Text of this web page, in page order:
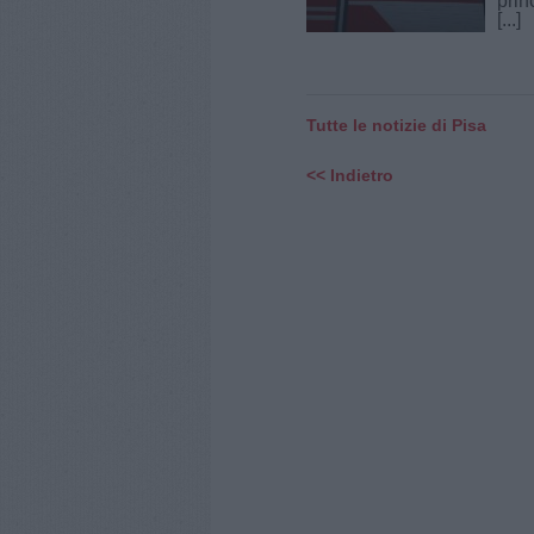
[...]
Tutte le notizie di Pisa
<< Indietro